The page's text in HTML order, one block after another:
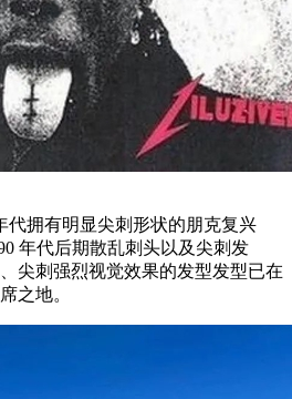
拥有明显尖刺形状的朋克复兴
年代后期散乱刺头以及尖刺发
尖刺强烈视觉效果的发型发型已在
之地。